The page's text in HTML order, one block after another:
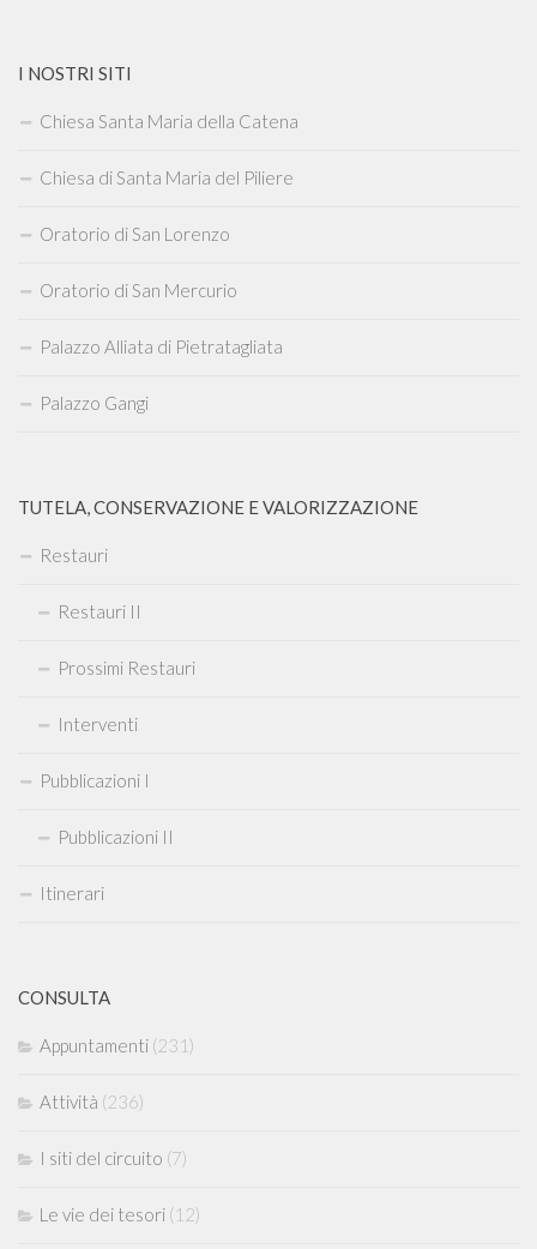
I NOSTRI SITI
Chiesa Santa Maria della Catena
Chiesa di Santa Maria del Piliere
Oratorio di San Lorenzo
Oratorio di San Mercurio
Palazzo Alliata di Pietratagliata
Palazzo Gangi
TUTELA, CONSERVAZIONE E VALORIZZAZIONE
Restauri
Restauri II
Prossimi Restauri
Interventi
Pubblicazioni I
Pubblicazioni II
Itinerari
CONSULTA
Appuntamenti (231)
Attività (236)
I siti del circuito (7)
Le vie dei tesori (12)